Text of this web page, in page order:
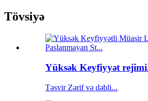
Tövsiyə
Yüksək Keyfiyyət
Təsvir Zərif və dəbli...